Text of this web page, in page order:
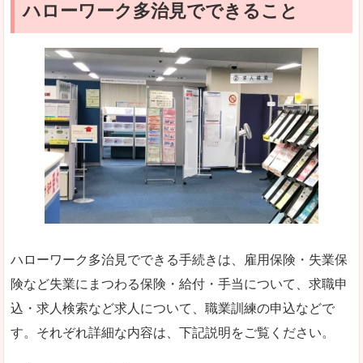
ハローワーク多治見でできること
ハローワーク多治見でできる手続きは、雇用保険・失業保
険など失業にまつわる保険・給付・手当について、求職申
込・求人検索など求人について、職業訓練の申込などで
す。それぞれ詳細な内容は、下記説明をご覧ください。